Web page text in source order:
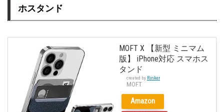
ホスタンド
MOFT X 【新型 ミニマム
版】 iPhone対応 スマホス
タンド
created by Rinker
MOFT
Amazon